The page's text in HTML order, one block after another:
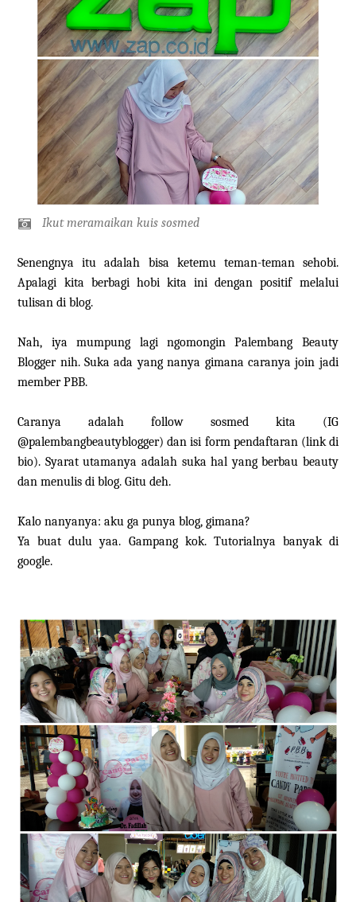
Ikut meramaikan kuis sosmed
Senengnya itu adalah bisa ketemu teman-teman sehobi.
Apalagi kita berbagi hobi kita ini dengan positif melalui
tulisan di blog.
Nah, iya mumpung lagi ngomongin Palembang Beauty
Blogger nih. Suka ada yang nanya gimana caranya join jadi
member PBB.
Caranya adalah follow sosmed kita (IG
@palembangbeautyblogger) dan isi form pendaftaran (link di
bio). Syarat utamanya adalah suka hal yang berbau beauty
dan menulis di blog. Gitu deh.
Kalo nanyanya: aku ga punya blog, gimana?
Ya buat dulu yaa. Gampang kok. Tutorialnya banyak di
google.